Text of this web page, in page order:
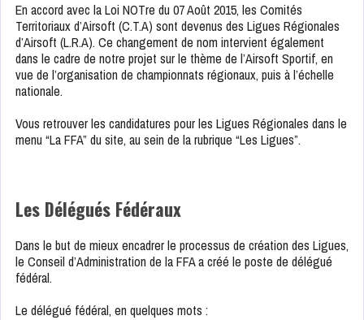
En accord avec la Loi NOTre du 07 Août 2015, les Comités
Territoriaux d’Airsoft (C.T.A) sont devenus des Ligues Régionales
d’Airsoft (L.R.A). Ce changement de nom intervient également
dans le cadre de notre projet sur le thème de l’Airsoft Sportif, en
vue de l’organisation de championnats régionaux, puis à l’échelle
nationale.
Vous retrouver les candidatures pour les Ligues Régionales dans le
menu “La FFA” du site, au sein de la rubrique “Les Ligues”.
Les Délégués Fédéraux
Dans le but de mieux encadrer le processus de création des Ligues,
le Conseil d’Administration de la FFA a créé le poste de délégué
fédéral.
Le délégué fédéral, en quelques mots :